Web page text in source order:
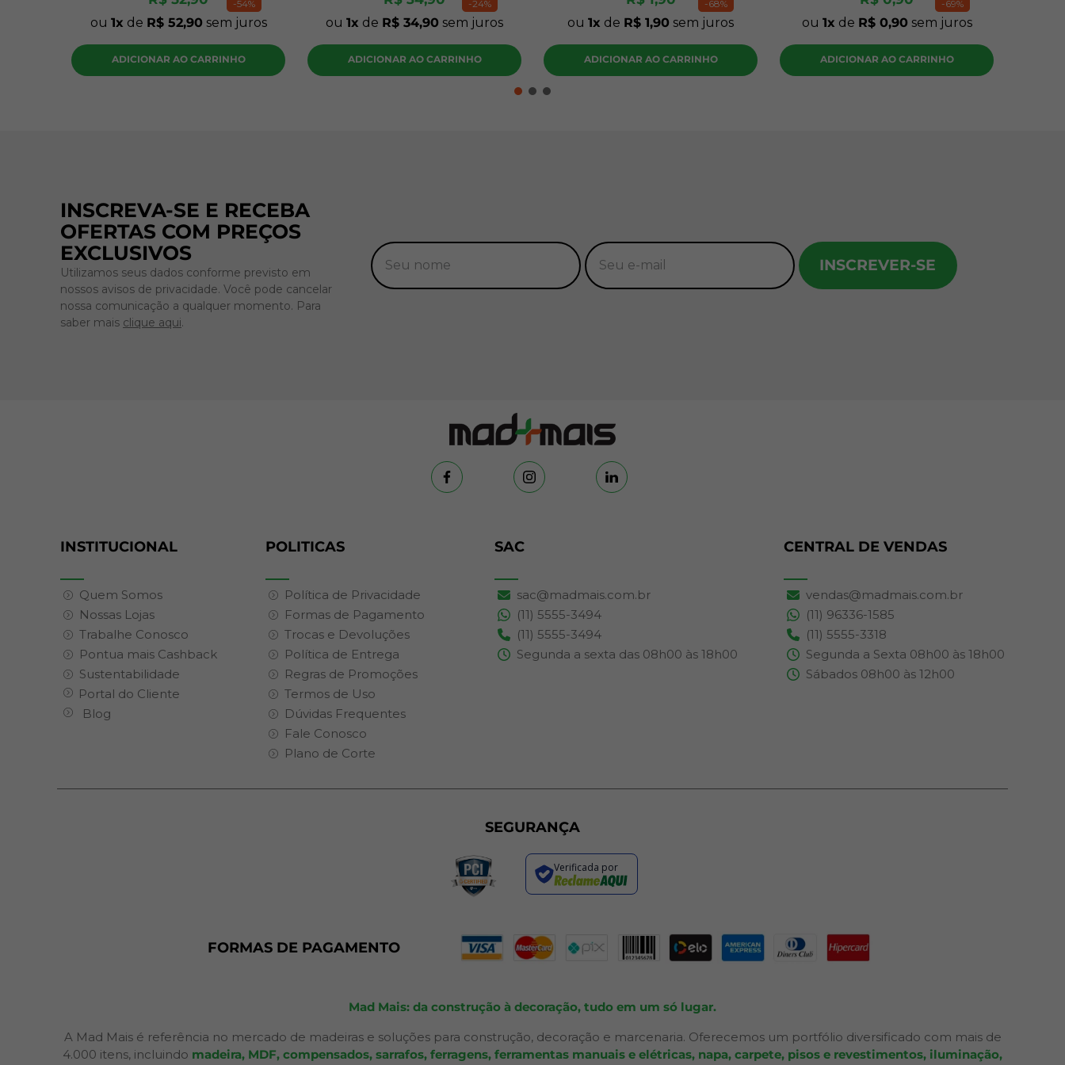
-54%
ou 1 de R$ 52,90 sem juros
ADICIONAR AO CARRINHO
-24%
ou1 de R$ 34,90 sem juros
ADICIONAR AO CARRINHO
-68%
ou1 de R$ 1,90 sem juros
ADICIONAR AO CARRINHO
-69%
ou 1 de R$ 0,90 sem juros
ADICIONAR AO CARRINHO
INSCREVA-SE E RECEBA
OFERTAS COM PREÇOS
EXCLUSIVOS
Utilizamos seus dados conforme previsto em
nossos avisos de privacidade. Você pode cancelar
nossa comunicação a qualquer momento. Para
saber mais clique aqui.
INSCREVER-SE
INSTITUCIONAL
Quem Somos
Nossas Lojas
Trabalhe Conosco
Pontua mais Cashback
Sustentabilidade
Portal do Cliente
Blog
POLITICAS
Política de Privacidade
Formas de Pagamento
Trocas e Devoluções
Política de Entrega
Regras de Promoções
Termos de Uso
Dúvidas Frequentes
Fale Conosco
Plano de Corte
SAC
sac@madmais.com.br
(11) 5555-3494
(11) 5555-3494
Segunda a sexta das 08h00 às 18h00
CENTRAL DE VENDAS
vendas@madmais.com.br
(11) 96336-1585
(11) 5555-3318
Segunda a Sexta 08h00 às 18h00
Sábados 08h00 às 12h00
SEGURANÇA
Verificada por
FORMAS DE PAGAMENTO
Mad Mais: da construção à decoração, tudo em um só lugar.
A Mad Mais é referência no mercado de madeiras e soluções para construção, decoração e marcenaria. Oferecemos um portfólio diversificado com mais de
4.000 itens, incluindo madeira, MDF, compensados, sarrafos, ferragens, ferramentas manuais e elétricas, napa, carpete, pisos e revestimentos, iluminação,